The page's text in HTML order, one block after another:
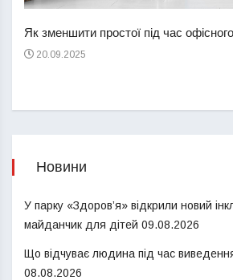
Як зменшити простої під час
20.09.2025
Новини
У парку «Здоров’я» відкрили новий
майданчик для дітей 09.08.2026
Що відчуває людина під час
08.08.2026